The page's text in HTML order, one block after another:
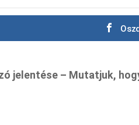
jelentése – Mutatjuk,